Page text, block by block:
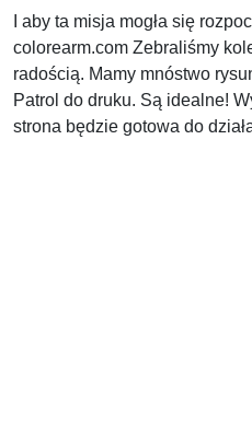
I aby ta misja mogła się
colorearm.com Zebraliśmy
radością. Mamy mnóstwo
Patrol do druku. Są idealne!
strona będzie gotowa do